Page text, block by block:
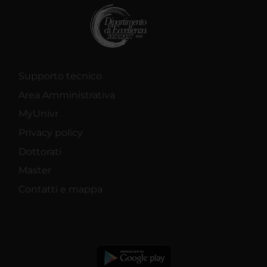
Supporto tecnico
Area Amministrativa
MyUnivr
Privacy policy
Dottorati
Master
Contatti e mappa